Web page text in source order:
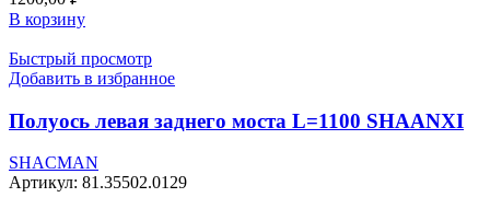
В корзину
Быстрый просмотр
Добавить в избранное
Полуось левая заднего моста L=1100 SHAANXI
SHACMAN
Артикул: 81.35502.0129